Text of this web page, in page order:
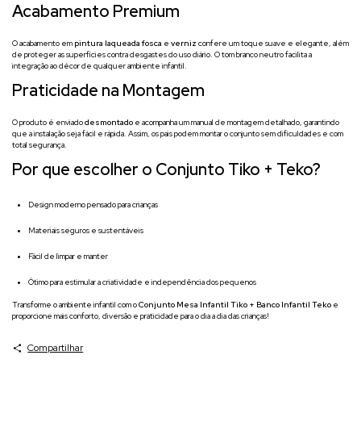
Acabamento Premium
O acabamento em pintura laqueada fosca e verniz confere um toque suave e elegante, além
de proteger as superfícies contra desgastes do uso diário. O tom branco neutro facilita a
integração ao décor de qualquer ambiente infantil.
Praticidade na Montagem
O produto é enviadodesmontado e acompanha um manual de montagem detalhado, garantindo
que a instalação seja fácil e rápida. Assim, os pais podem montar o conjunto sem dificuldades e com
total segurança.
Por que escolher o Conjunto Tiko + Teko?
Design moderno pensado para crianças
Materiais seguros e sustentáveis
Fácil de limpar e manter
Ótimo para estimular a criatividade e independência dos pequenos
Transforme o ambiente infantil com oConjunto Mesa Infantil Tiko + Banco Infantil Teko e
proporcione mais conforto, diversão e praticidade para o dia a dia das crianças!
Compartilhar